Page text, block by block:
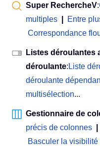
Super RechercheV:
multiples
Entre
Correspondance
Listes déroulantes
déroulante: Liste
déroulante
multisélection...
Gestionnaire de
précis de colonnes
Basculer la